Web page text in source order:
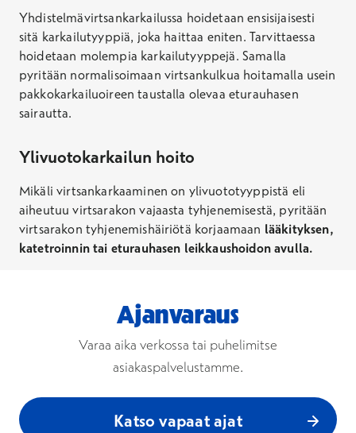
Yhdistelmävirtsankarkailussa hoidetaan ensisijaisesti
sitä karkailutyyppiä, joka haittaa eniten. Tarvittaessa
hoidetaan molempia karkailutyyppejä. Samalla
pyritään normalisoimaan virtsankulkua hoitamalla usein
pakkokarkailuoireentaustalla olevaa eturauhasen
sairautta.
Ylivuotokarkailun hoito
Mikäli virtsankarkaaminen on ylivuototyyppistä eli
aiheutuu virtsarakon vajaasta tyhjenemisestä, pyritään
virtsarakon tyhjenemishäiriötä korjaamaan lääkityksen,
katetroinnin tai eturauhasen leikkaushoidon avulla.
Ajanvaraus
Varaa aika verkossa tai puhelimitse
asiakaspalvelustamme.
Katso vapaat ajat